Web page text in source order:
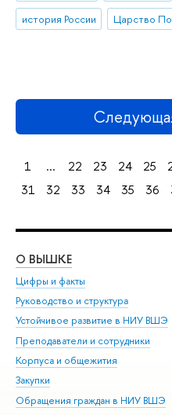
история России
Царство
1 ... 22 23 24 25
31
32 33 34 35 36
О ВЫШКЕ
Цифры и факты
Руководство и структура
Устойчивое развитие в НИУ ВШЭ
Преподаватели и сотрудники
Корпуса и общежития
Закупки
Обращения граждан в НИУ ВШЭ